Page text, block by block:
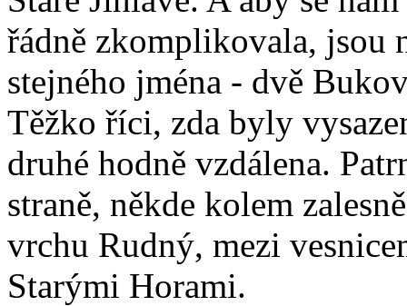
řádně zkomplikovala, jsou
stejného jména - dvě
Těžko říci, zda byly
druhé hodně vzdálena.
straně, někde kolem
vrchu Rudný, mezi
Starými Horami.